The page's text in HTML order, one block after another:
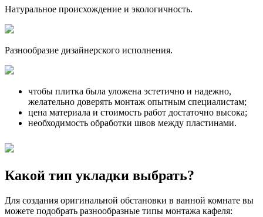
Натуральное происхождение и экологичность.
Разнообразие дизайнерского исполнения.
чтобы плитка была уложена эстетично и надежно,
желательно доверять монтаж опытным специалистам;
цена материала и стоимость работ достаточно высока;
необходимость обработки швов между пластинами.
Какой тип укладки выбрать?
Для создания оригинальной обстановки в ванной комнате вы
можете подобрать разнообразные типы монтажа кафеля: